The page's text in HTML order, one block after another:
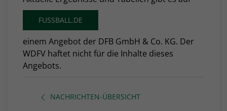
FUSSBALL.DE
einem Angebot der DFB GmbH & Co. KG. Der
WDFV haftet nicht für die Inhalte dieses
Angebots.
NACHRICHTEN-ÜBERSICHT